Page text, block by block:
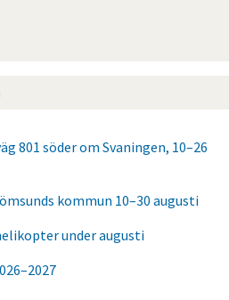
801 söder om Svaningen, 10–26
kommun 10–30 augusti
under augusti